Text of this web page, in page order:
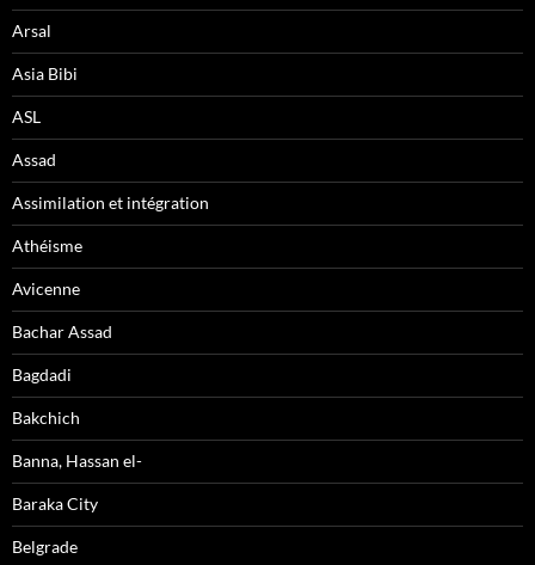
Arsal
Asia Bibi
ASL
Assad
Assimilation et intégration
Athéisme
Avicenne
Bachar Assad
Bagdadi
Bakchich
Banna, Hassan el-
Baraka City
Belgrade